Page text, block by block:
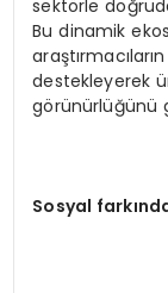
sektörle
Bu dinamik
destekleyerek
görünürlüğünü
Sosyal